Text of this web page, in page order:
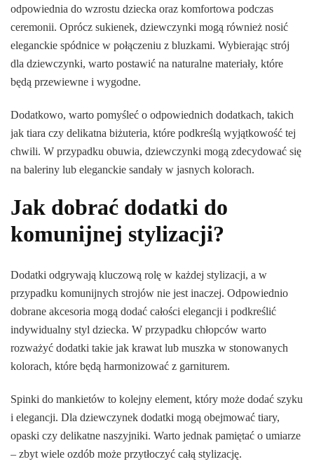
odpowiednia do wzrostu dziecka oraz komfortowa podczas
ceremonii. Oprócz sukienek, dziewczynki mogą również nosić
eleganckie spódnice w połączeniu z bluzkami. Wybierając strój
dla dziewczynki, warto postawić na naturalne materiały, które
będą przewiewne i wygodne.
Dodatkowo, warto pomyśleć o odpowiednich dodatkach, takich
jak tiara czy delikatna biżuteria, które podkreślą wyjątkowość tej
chwili. W przypadku obuwia, dziewczynki mogą zdecydować się
na baleriny lub eleganckie sandały w jasnych kolorach.
Jak dobrać dodatki do
komunijnej stylizacji?
Dodatki odgrywają kluczową rolę w każdej stylizacji, a w
przypadku komunijnych strojów nie jest inaczej. Odpowiednio
dobrane akcesoria mogą dodać całości elegancji i podkreślić
indywidualny styl dziecka. W przypadku chłopców warto
rozważyć dodatki takie jak krawat lub muszka w stonowanych
kolorach, które będą harmonizować z garniturem.
Spinki do mankietów to kolejny element, który może dodać szyku
i elegancji. Dla dziewczynek dodatki mogą obejmować tiary,
opaski czy delikatne naszyjniki. Warto jednak pamiętać o umiarze
– zbyt wiele ozdób może przytłoczyć całą stylizację.